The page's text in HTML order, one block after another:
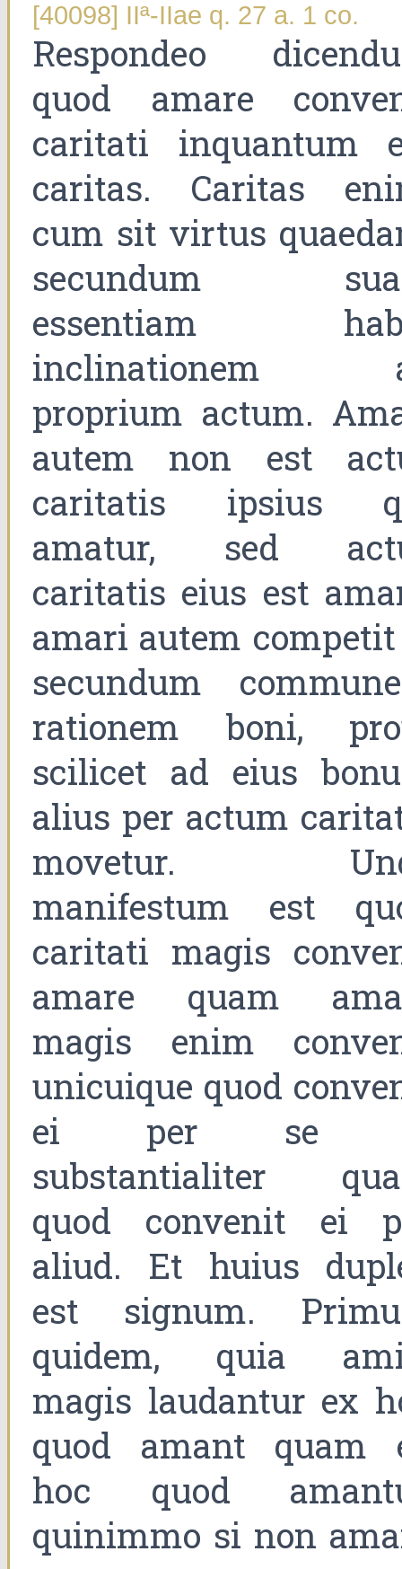
[40098] IIª-IIae q. 27 a. 1 co.
Respondeo
quod amare
caritati inquantum
caritas. Caritas
cum sit virtus
secundum
essentiam
inclinationem
proprium actum.
autem non est
caritatis ipsius
amatur, sed
caritatis eius est
amari autem
secundum
rationem boni,
scilicet ad eius
alius per actum
movetur.
manifestum est
caritati magis
amare quam
magis enim
unicuique quod
ei per se
substantialiter
quod convenit ei
aliud. Et huius
est signum.
quidem, quia
magis laudantur ex
quod amant quam
hoc quod
quinimmo si non